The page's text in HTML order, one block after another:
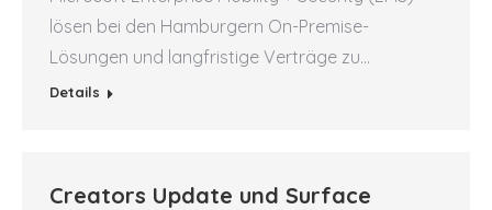
lösen bei den Hamburgern On-Premise-
Lösungen und langfristige Verträge zu…
Details
Creators Update und Surface